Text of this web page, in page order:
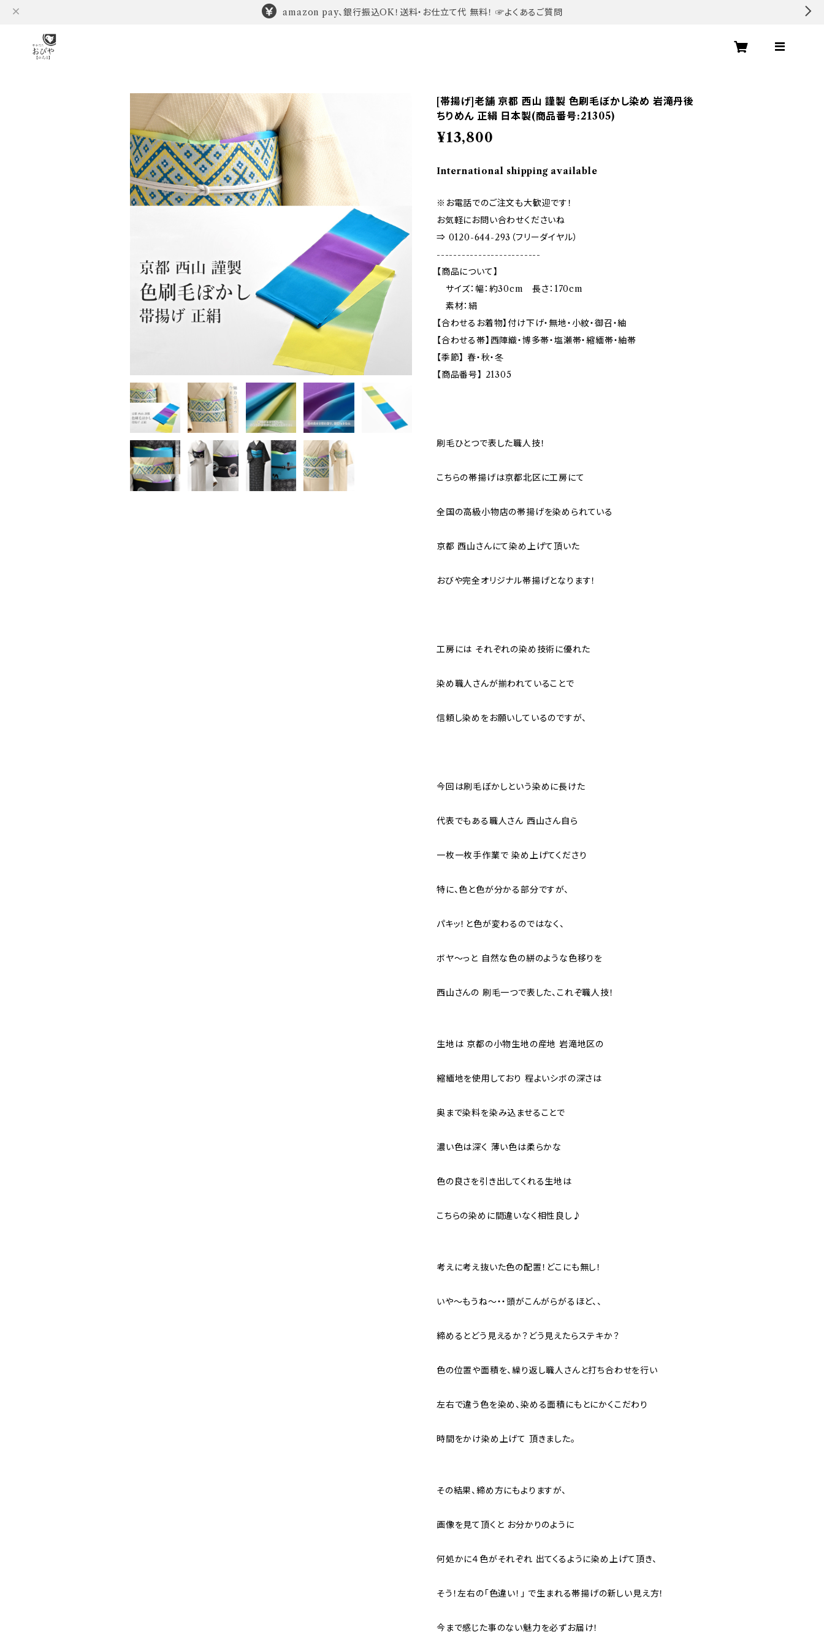
amazon pay、銀行振込OK！送料・お仕立て代 無料！ ☞よくあるご質問
[帯揚げ]老舗 京都 西山 謹製 色刷毛ぼかし染め 岩滝丹後
ちりめん 正絹 日本製(商品番号:21305)
¥13,800
International shipping available
※お電話でのご注文も大歓迎です！
お気軽にお問い合わせくださいね
⇒ 0120-644-293（フリーダイヤル）
-------------------------
【商品について】
サイズ：幅：約30cm 長さ：170cm
素材：絹
【合わせるお着物】付け下げ・無地・小紋・御召・紬
【合わせる帯】西陣織・博多帯・塩瀬帯・縮緬帯・紬帯
【季節】 春・秋・冬
【商品番号】 21305
刷毛ひとつで表した職人技！
こちらの帯揚げは京都北区に工房にて
全国の高級小物店の帯揚げを染められている
京都 西山さんにて染め上げて頂いた
おびや完全オリジナル帯揚げとなります！
工房には それぞれの染め技術に優れた
染め職人さんが揃われていることで
信頼し染めをお願いしているのですが、
今回は刷毛ぼかしという染めに長けた
代表でもある職人さん 西山さん自ら
一枚一枚手作業で 染め上げてくださり
特に、色と色が分かる部分ですが、
パキッ！と色が変わるのではなく、
ボヤ～っと 自然な色の絣のような色移りを
西山さんの 刷毛一つで表した、これぞ職人技！
生地は 京都の小物生地の産地 岩滝地区の
縮緬地を使用しており 程よいシボの深さは
奥まで染料を染み込ませることで
濃い色は深く 薄い色は柔らかな
色の良さを引き出してくれる生地は
こちらの染めに間違いなく相性良し♪
考えに考え抜いた色の配置！どこにも無し！
いや～もうね～・・頭がこんがらがるほど、、
締めるとどう見えるか？どう見えたらステキか？
色の位置や面積を、繰り返し職人さんと打ち合わせを行い
左右で違う色を染め、染める面積にもとにかくこだわり
時間をかけ染め上げて 頂きました。
その結果、締め方にもよりますが、
画像を見て頂くと お分かりのように
何処かに４色がそれぞれ 出てくるように染め上げて頂き、
そう！左右の「色違い！」 で生まれる帯揚げの新しい見え方！
今まで感じた事のない魅力を必ずお届け！